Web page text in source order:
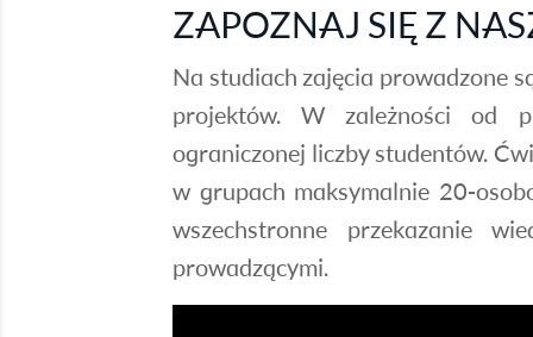
ZAPOZNAJ SIĘ Z
Na studiach zajęcia prowadzone
projektów. W zależności od
ograniczonej liczby studentów.
w grupach maksymalnie 20-
wszechstronne przekazanie
prowadzącymi.